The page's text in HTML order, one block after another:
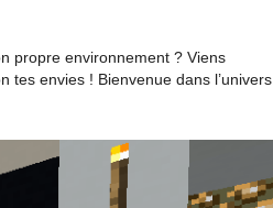
propre environnement ? Viens
tes envies ! Bienvenue dans l’univers